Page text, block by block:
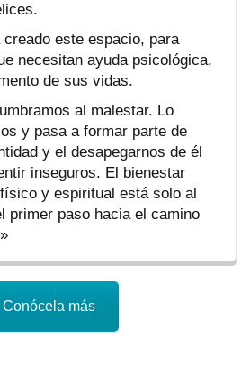
creado este espacio, para
necesitan ayuda psicológica,
de sus vidas.
al malestar. Lo
y pasa a formar parte de
y el desapegarnos de él
inseguros. El bienestar
y espiritual está solo al
primer paso hacia el camino
Conócela más